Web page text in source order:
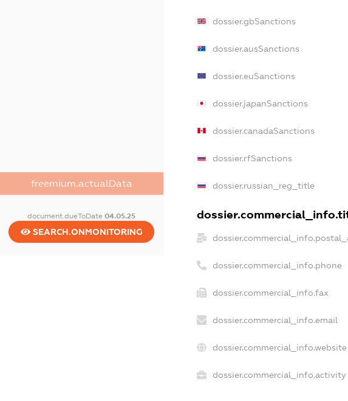
freemium.actualData
document.dueToDate04.05.25
SEARCH.ONMONITORING
dossier.gbSanctions
dossier.ausSanctions
dossier.euSanctions
dossier.japanSanctions
dossier.canadaSanctions
dossier.rfSanctions
dossier.russian_reg_title
dossier.commercial_info.phone
dossier.commercial_info.fax
dossier.commercial_info.email
dossier.commercial_info.website
dossier.commercial_info.activity